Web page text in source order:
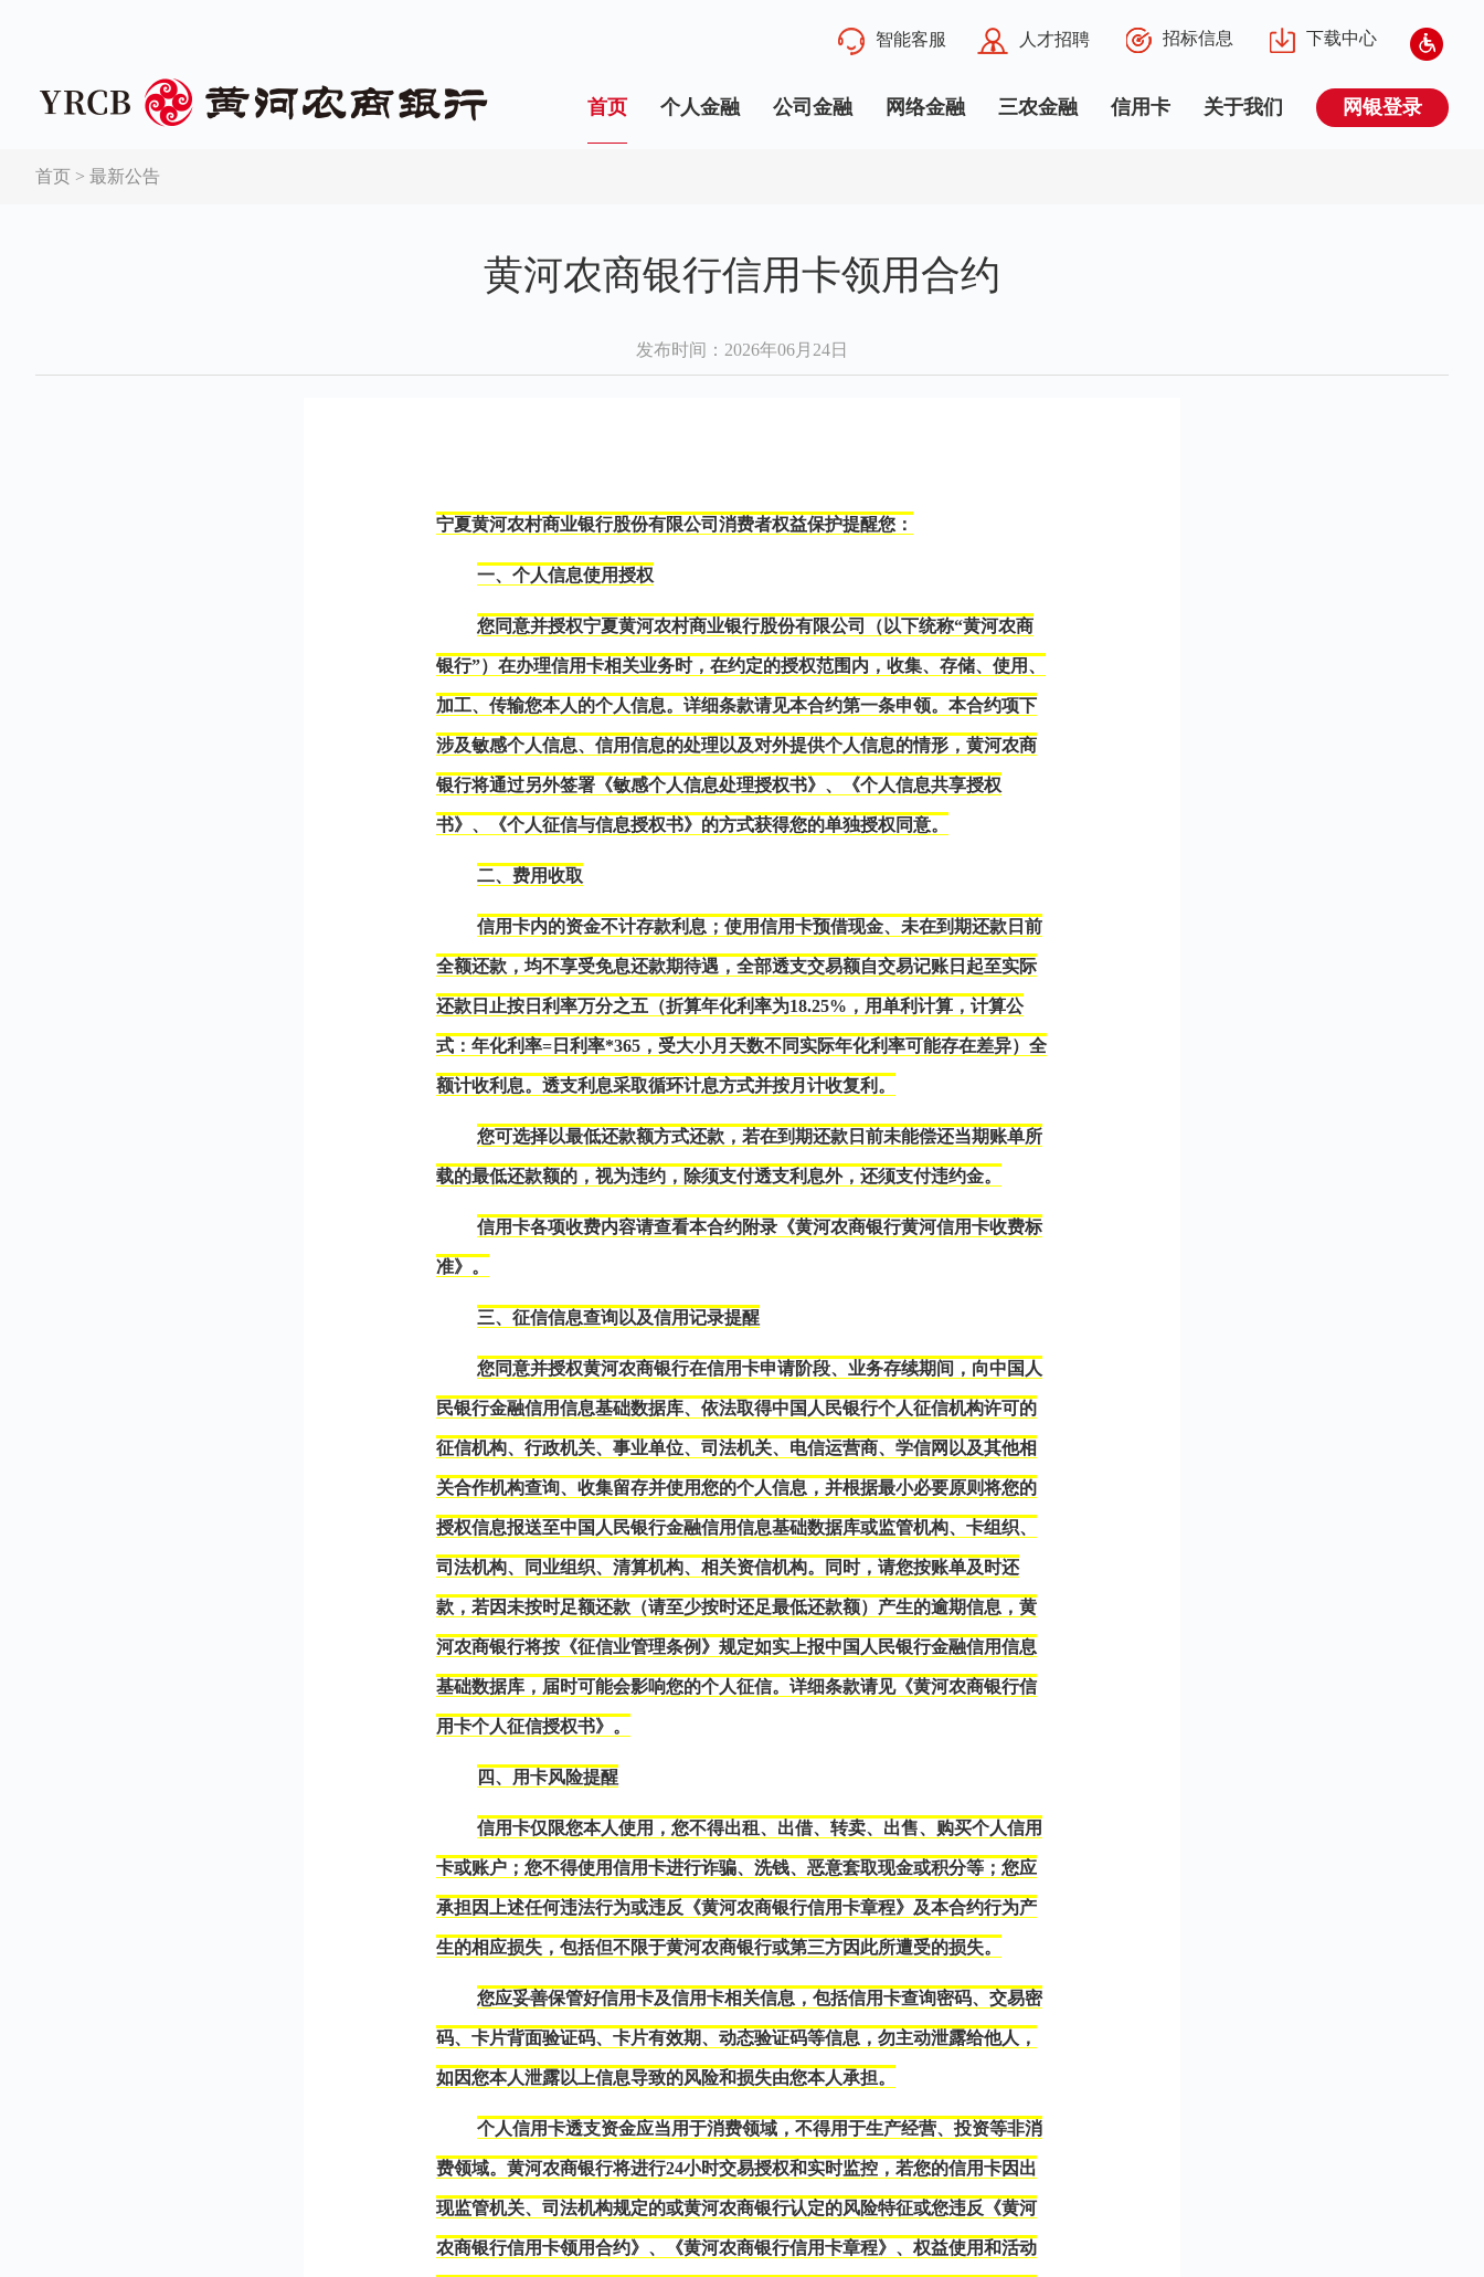
下载中心
招标信息
人才招聘
智能客服
首页 个人金融 公司金融 网络金融 三农金融 信用卡 关于我们 网银登录
首页 > 最新公告
黄河农商银行信用卡领用合约
发布时间 ：2026年06月24日
宁夏黄河农村商业银行股份有限公司消费者权益保护提醒您：
一、个人信息使用授权
您同意并授权宁夏黄河农村商业银行股份有限公司（以下统称“黄河农商
银行”）在办理信用卡相关业务时，在约定的授权范围内，收集、存储、使用、
加工、传输您本人的个人信息。详细条款请见本合约第一条申领。本合约项下
涉及敏感个人信息、信用信息的处理以及对外提供个人信息的情形，黄河农商
银行将通过另外签署 《敏感个人信息处理授权书》、《个人信息共享授权
书》、 《个人征信与信息授权书》的方式获得您的单独授权同意。
二、费用收取
信用卡内的资金不计存款利息；使用信用卡预借现金、未在到期还款日前
全额还款，均不享受免息还款期待遇，全部透支交易额自交易记账日起至实际
还款日止按日利率万分之五（折算年化利率为18.25%，用单利计算，计算公
式：年化利率=日利率*365，受大小月天数不同实际年化利率可能存在差异）全
额计收利息。透支利息采取循环计息方式并按月计收复利。
您可选择以最低还款额方式还款，若在到期还款日前未能偿还当期账单所
载的最低还款额的，视为违约，除须支付透支利息外，还须支付违约金。
信用卡各项收费内容请查看本合约附录《黄河农商银行黄河信用卡收费标
准》。
三、征信信息查询以及信用记录提醒
您同意并授权黄河农商银行在信用卡申请阶段、业务存续期间，向中国人
民银行金融信用信息基础数据库、依法取得中国人民银行个人征信机构许可的
征信机构、行政机关、事业单位、司法机关、电信运营商、学信网以及其他相
关合作机构查询、收集留存并使用您的个人信息，并根据最小必要原则将您的
授权信息报送至中国人民银行金融信用信息基础数据库或监管机构、卡组织、
司法机构、同业组织、清算机构、相关资信机构。同时，请您按账单及时还
款，若因未按时足额还款（请至少按时还足最低还款额）产生的逾期信息，黄
河农商银行将按《征信业管理条例》规定如实上报中国人民银行金融信用信息
基础数据库，届时可能会影响您的个人征信。详细条款请见《黄河农商银行信
用卡个人征信授权书》。
四、用卡风险提醒
信用卡仅限您本人使用，您不得出租、出借、转卖、出售、购买个人信用
卡或账户；您不得使用信用卡进行诈骗、洗钱、恶意套取现金或积分等；您应
承担因上述任何违法行为或违反《黄河农商银行信用卡章程》及本合约行为产
生的相应损失，包括但不限于黄河农商银行或第三方因此所遭受的损失。
您应妥善保管好信用卡及信用卡相关信息，包括信用卡查询密码、交易密
码、卡片背面验证码、卡片有效期、动态验证码等信息，勿主动泄露给他人，
如因您本人泄露以上信息导致的风险和损失由您本人承担。
个人信用卡透支资金应当用于消费领域，不得用于生产经营、投资等非消
费领域。黄河农商银行将进行24小时交易授权和实时监控，若您的信用卡因出
现监管机关、司法机构规定的或黄河农商银行认定的风险特征或您违反《黄河
农商银行信用卡领用合约》、《黄河农商银行信用卡章程》、权益使用和活动